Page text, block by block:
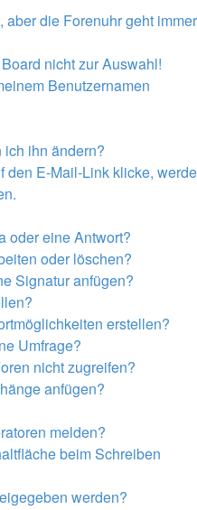
die Forenuhr geht immer
nicht zur Auswahl!
Benutzernamen
ihn ändern?
den E-Mail-Link klicke, werde
oder eine Antwort?
oder löschen?
Signatur anfügen?
erstellen?
Umfrage?
nicht zugreifen?
anfügen?
melden?
beim Schreiben
werden?